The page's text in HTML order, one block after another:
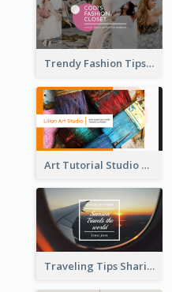
Trendy Fashion Tips Sharing YouTube Channel Art
Art Tutorial Studio Art YouTube Channel Art
Traveling Tips Sharing YouTube Channel Art